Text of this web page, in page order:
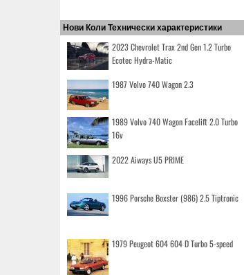
Нови Коли Технически характеристики
2023 Chevrolet Trax 2nd Gen 1.2 Turbo
Ecotec Hydra-Matic
1987 Volvo 740 Wagon 2.3
1989 Volvo 740 Wagon Facelift 2.0 Turbo
16v
2022 Aiways U5 PRIME
1996 Porsche Boxster (986) 2.5 Tiptronic
1979 Peugeot 604 604 D Turbo 5-speed